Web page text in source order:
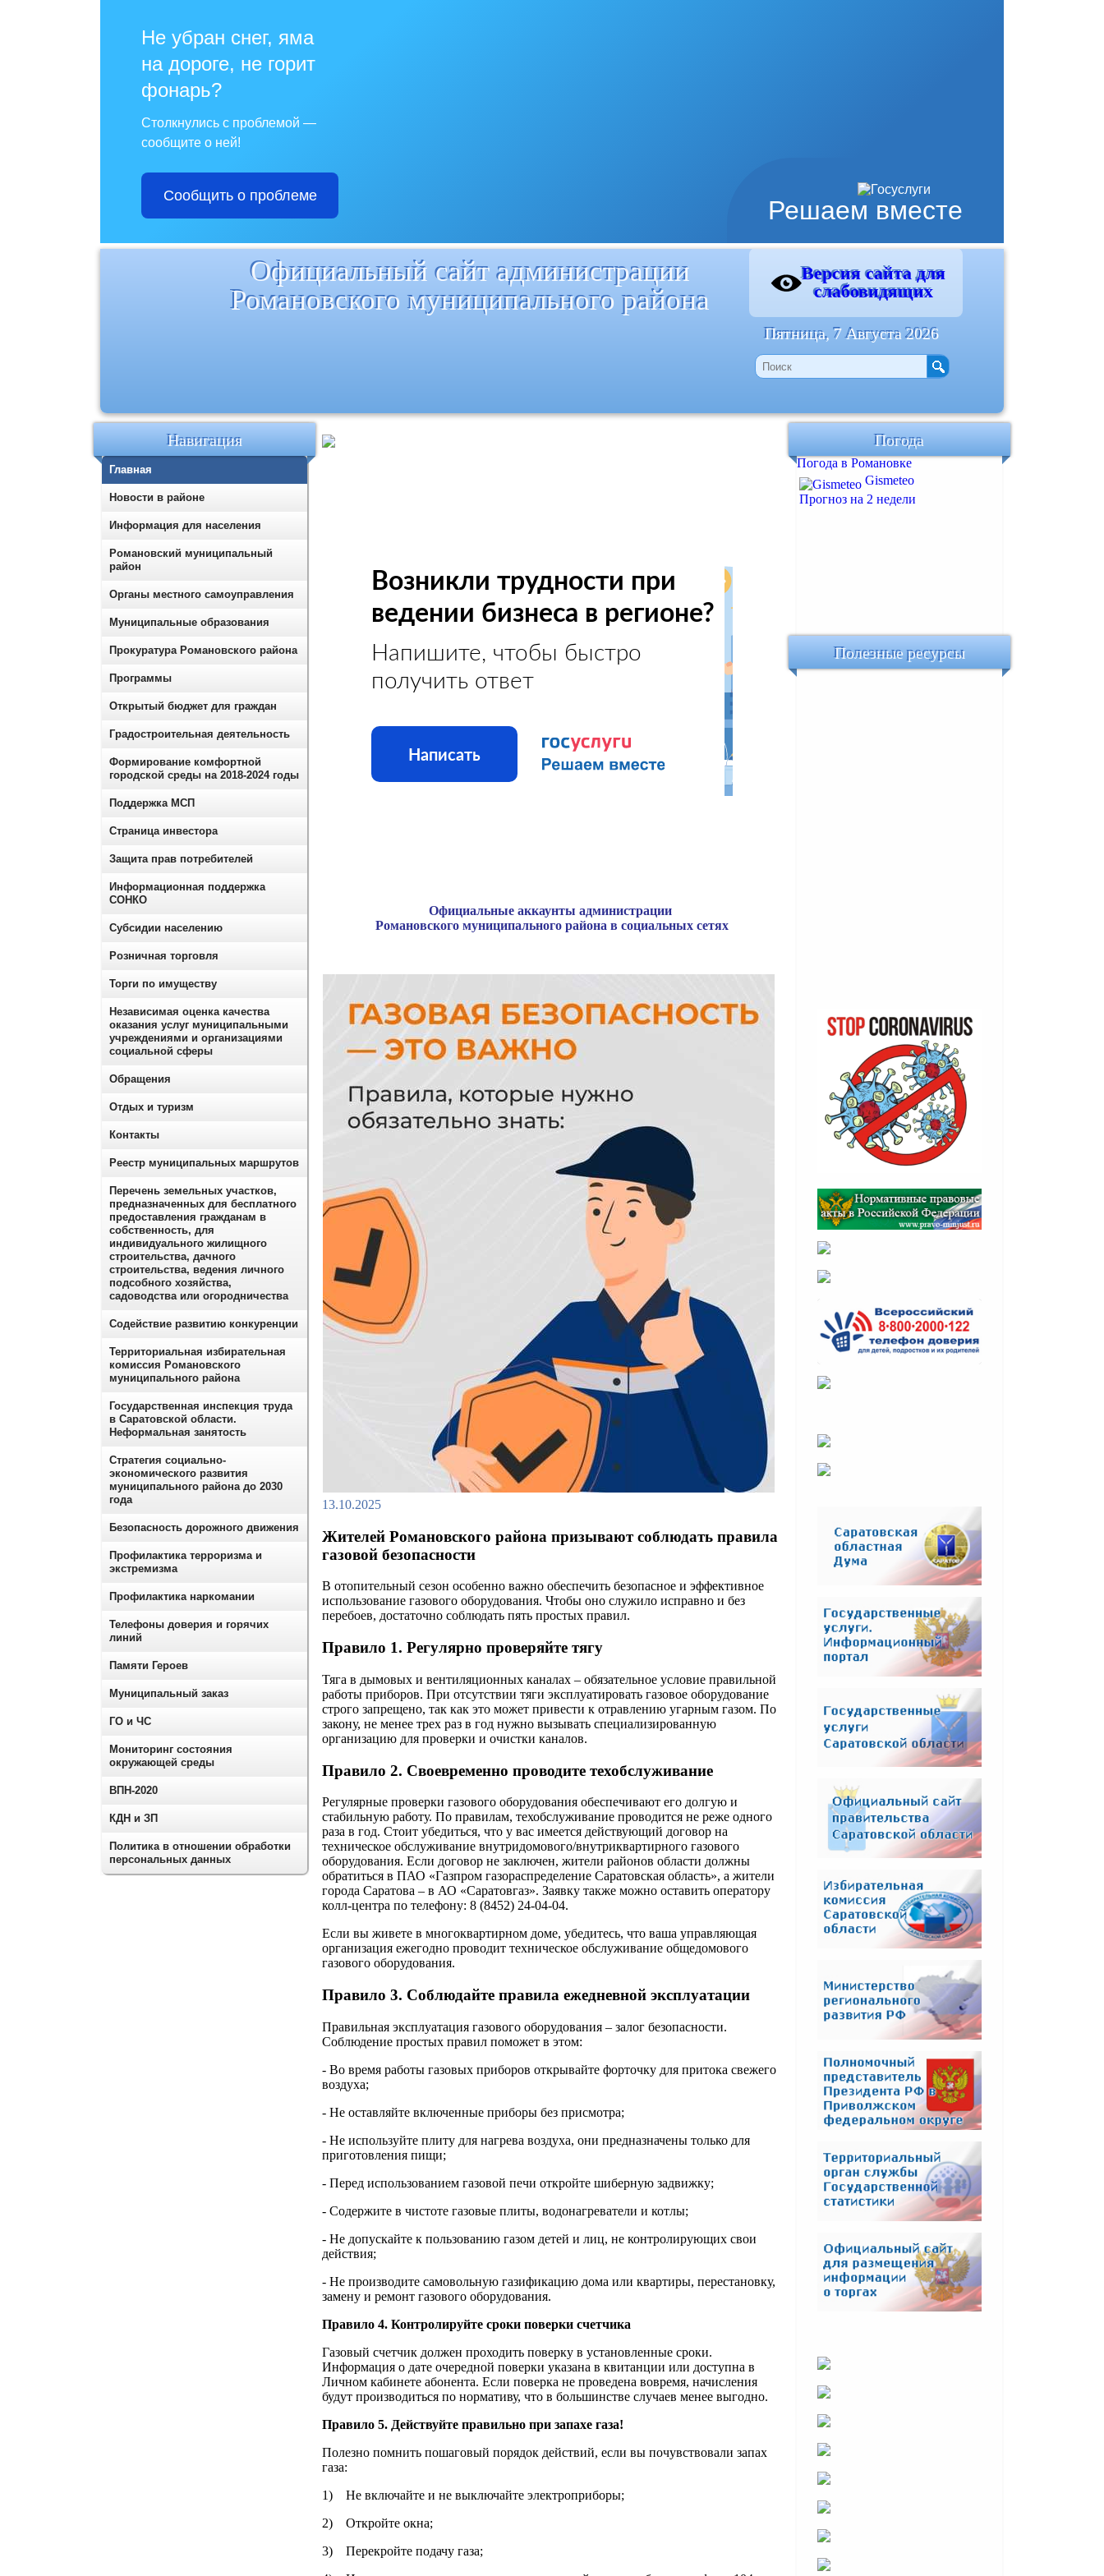
Решаем вместе
Не убран снег, яма
на дороге, не горит
фонарь?
Столкнулись с проблемой —
сообщите о ней!
Сообщить о проблеме
Официальный сайт администрации
Романовского муниципального района
Версия сайта для
слабовидящих
Пятница, 7 Августа 2026
Возникли трудности при
ведении бизнеса в регионе?
Напишите, чтобы быстро
получить ответ
Написать
Официальные аккаунты администрации
Романовского муниципального района в социальных сетях
13.10.2025
Жителей Романовского района призывают соблюдать правила
газовой безопасности
В отопительный сезон особенно важно обеспечить безопасное и эффективное
использование газового оборудования. Чтобы оно служило исправно и без
перебоев, достаточно соблюдать пять простых правил.
Правило 1. Регулярно проверяйте тягу
Тяга в дымовых и вентиляционных каналах – обязательное условие правильной
работы приборов. При отсутствии тяги эксплуатировать газовое оборудование
строго запрещено, так как это может привести к отравлению угарным газом. По
закону, не менее трех раз в год нужно вызывать специализированную
организацию для проверки и очистки каналов.
Правило 2. Своевременно проводите техобслуживание
Регулярные проверки газового оборудования обеспечивают его долгую и
стабильную работу. По правилам, техобслуживание проводится не реже одного
раза в год. Стоит убедиться, что у вас имеется действующий договор на
техническое обслуживание внутридомового/внутриквартирного газового
оборудования. Если договор не заключен, жители районов области должны
обратиться в ПАО «Газпром газораспределение Саратовская область», а жители
города Саратова – в АО «Саратовгаз». Заявку также можно оставить оператору
колл-центра по телефону: 8 (8452) 24-04-04.
Если вы живете в многоквартирном доме, убедитесь, что ваша управляющая
организация ежегодно проводит техническое обслуживание общедомового
газового оборудования.
Правило 3. Соблюдайте правила ежедневной эксплуатации
Правильная эксплуатация газового оборудования – залог безопасности.
Соблюдение простых правил поможет в этом:
- Во время работы газовых приборов открывайте форточку для притока свежего
воздуха;
- Не оставляйте включенные приборы без присмотра;
- Не используйте плиту для нагрева воздуха, они предназначены только для
приготовления пищи;
- Перед использованием газовой печи откройте шиберную задвижку;
- Содержите в чистоте газовые плиты, водонагреватели и котлы;
- Не допускайте к пользованию газом детей и лиц, не контролирующих свои
действия;
- Не производите самовольную газификацию дома или квартиры, перестановку,
замену и ремонт газового оборудования.
Правило 4. Контролируйте сроки поверки счетчика
Газовый счетчик должен проходить поверку в установленные сроки.
Информация о дате очередной поверки указана в квитанции или доступна в
Личном кабинете абонента. Если поверка не проведена вовремя, начисления
будут производиться по нормативу, что в большинстве случаев менее выгодно.
Правило 5. Действуйте правильно при запахе газа!
Полезно помнить пошаговый порядок действий, если вы почувствовали запах
газа:
1) Не включайте и не выключайте электроприборы;
2) Откройте окна;
3) Перекройте подачу газа;
Навигация
Главная
Новости в районе
Информация для населения
Романовский муниципальный
район
Органы местного самоуправления
Муниципальные образования
Прокуратура Романовского района
Программы
Открытый бюджет для граждан
Градостроительная деятельность
Формирование комфортной
городской среды на 2018-2024 годы
Поддержка МСП
Страница инвестора
Защита прав потребителей
Информационная поддержка
СОНКО
Субсидии населению
Розничная торговля
Торги по имуществу
Независимая оценка качества
оказания услуг муниципальными
учреждениями и организациями
социальной сферы
Обращения
Отдых и туризм
Контакты
Реестр муниципальных маршрутов
Перечень земельных участков,
предназначенных для бесплатного
предоставления гражданам в
собственность, для
индивидуального жилищного
строительства, дачного
строительства, ведения личного
подсобного хозяйства,
садоводства или огородничества
Содействие развитию конкуренции
Территориальная избирательная
комиссия Романовского
муниципального района
Государственная инспекция труда
в Саратовской области.
Неформальная занятость
Стратегия социально-
экономического развития
муниципального района до 2030
года
Безопасность дорожного движения
Профилактика терроризма и
экстремизма
Профилактика наркомании
Телефоны доверия и горячих
линий
Памяти Героев
Муниципальный заказ
ГО и ЧС
Мониторинг состояния
окружающей среды
ВПН-2020
КДН и ЗП
Политика в отношении обработки
персональных данных
Погода
Погода в Романовке
Gismeteo
Прогноз на 2 недели
Полезные ресурсы